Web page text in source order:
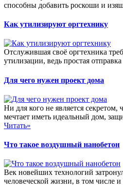
способны добавить роскоши и
Как утилизируют оргтехнику
Отслужившая своё оргтехника
утилизации, ведь простая отправка
Для чего нужен проект дома
Ни для кого не является секретом,
мечтает иметь идеальный дом,
Читать»
Что такое воздушный нанобетон
Век новейших технологий
человеческой жизни, в том числе